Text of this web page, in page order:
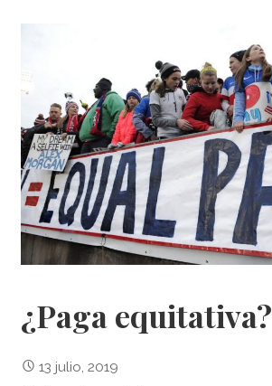
¿Paga equitativa?
13 julio, 2019